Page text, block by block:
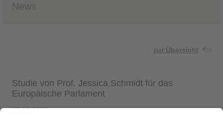
News
zur Übersicht
Studie von Prof. Jessica Schmidt für das
Europäische Parlament
15.06.2016